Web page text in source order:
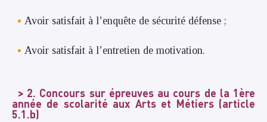
Avoir satisfait à l’enquête de sécurité défense ;
Avoir satisfait à l’entretien de motivation.
2. Concours sur épreuves au cours de la 1ère
année de scolarité aux Arts et Métiers (article
5.1.b)